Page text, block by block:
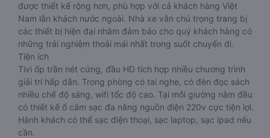
được thiết kế rộng hơn, phù hợp với cả khách hàng Việt
Nam lẫn khách nước ngoài. Nhà xe vẫn chú trọng trang bị
các thiết bị hiện đại nhằm đảm bảo cho quý khách hàng có
những trải nghiệm thoải mái nhất trong suốt chuyến đi.
Tiện ích
Tivi ốp trần nét cứng, đầu HD tích hợp nhiều chương trình
giải trí hấp dẫn. Trong phòng có tai nghe, có đèn đọc sách
nhiều chế độ sáng, wifi tốc độ cao. Tại mỗi giường nằm đều
có thiết kế ổ cắm sạc đa năng nguồn điện 220v cực tiện lợi.
Hành khách có thể sạc điện thoại, sạc laptop, sạc ipad nếu
cần.